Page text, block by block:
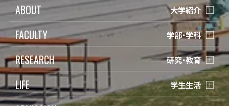
ABOUT 大学紹介
FACULTY 学部・学科
RESEARCH 研究・教育
LIFE 学生生活